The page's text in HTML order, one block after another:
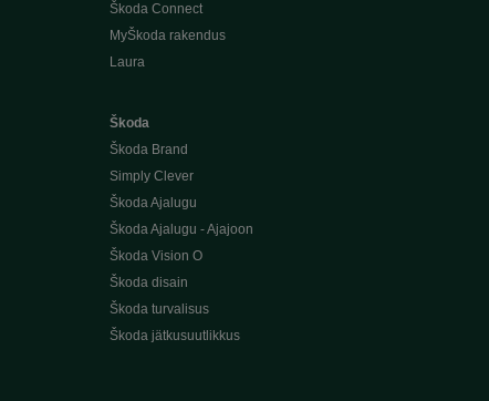
Škoda Connect
MyŠkoda rakendus
Laura
Škoda
Škoda Brand
Simply Clever
Škoda Ajalugu
Škoda Ajalugu - Ajajoon
Škoda Vision O
Škoda disain
Škoda turvalisus
Škoda jätkusuutlikkus